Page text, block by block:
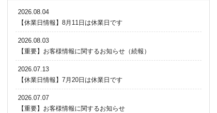
2026.08.04
【休業日情報】8月11日は休業日です
2026.08.03
【重要】お客様情報に関するお知らせ（続報）
2026.07.13
【休業日情報】7月20日は休業日です
2026.07.07
【重要】お客様情報に関するお知らせ